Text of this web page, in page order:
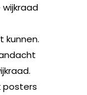
kunnen.
posters